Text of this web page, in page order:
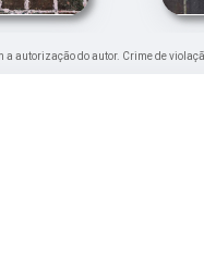
autorização do autor. Crime de